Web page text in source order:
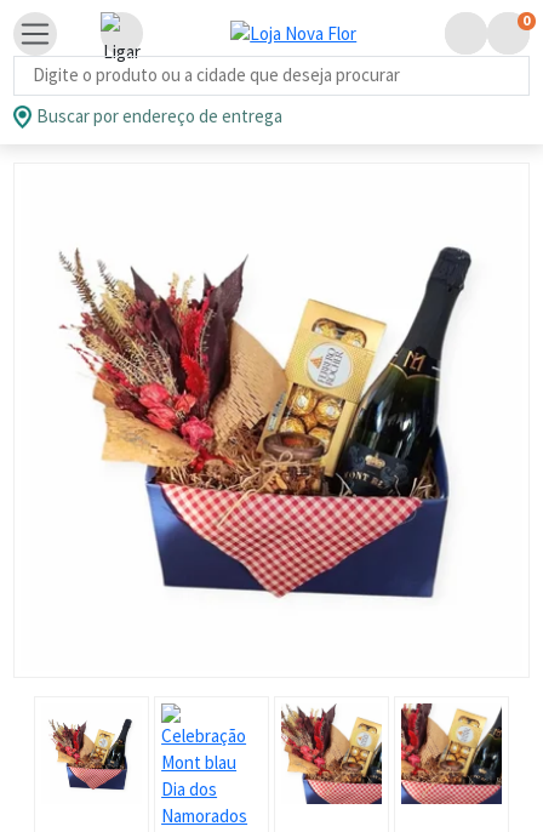
Busca de produtos
0
Buscar por endereço de entrega